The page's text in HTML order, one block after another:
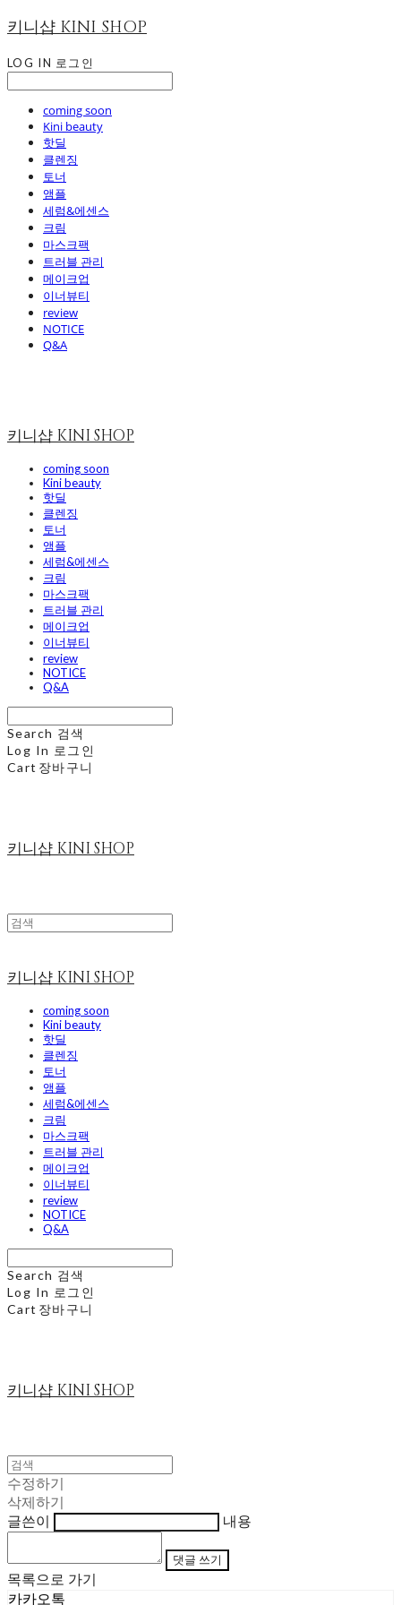
키니샵 KINI SHOP
LOG IN 로그인
coming soon
Kini beauty
핫딜
클렌징
토너
앰플
세럼&에센스
크림
마스크팩
트러블 관리
메이크업
이너뷰티
review
NOTICE
Q&A
키니샵 KINI SHOP
coming soon
Kini beauty
핫딜
클렌징
토너
앰플
세럼&에센스
크림
마스크팩
트러블 관리
메이크업
이너뷰티
review
NOTICE
Q&A
Search 검색
Log In 로그인
Cart 장바구니
키니샵 KINI SHOP
키니샵 KINI SHOP
coming soon
Kini beauty
핫딜
클렌징
토너
앰플
세럼&에센스
크림
마스크팩
트러블 관리
메이크업
이너뷰티
review
NOTICE
Q&A
Search 검색
Log In 로그인
Cart 장바구니
키니샵 KINI SHOP
수정하기
삭제하기
글쓴이
내용
댓글 쓰기
목록으로 가기
카카오톡